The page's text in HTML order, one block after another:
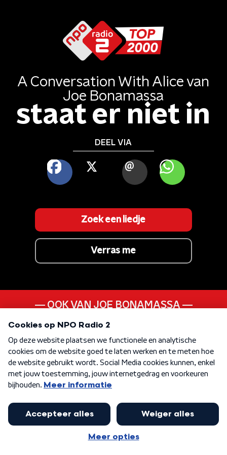
A Conversation With Alice van
Joe Bonamassa
staat er niet in
DEEL VIA
FACEBOOK
X MAIL WHATSAPP
Zoek een liedje
Verras me
OOK VAN JOE BONAMASSA
Dust Bowl
KEN JE DEZE NOG
Everybody Dance
KEN JE DEZE NOG
The Only Living Boy In
New York